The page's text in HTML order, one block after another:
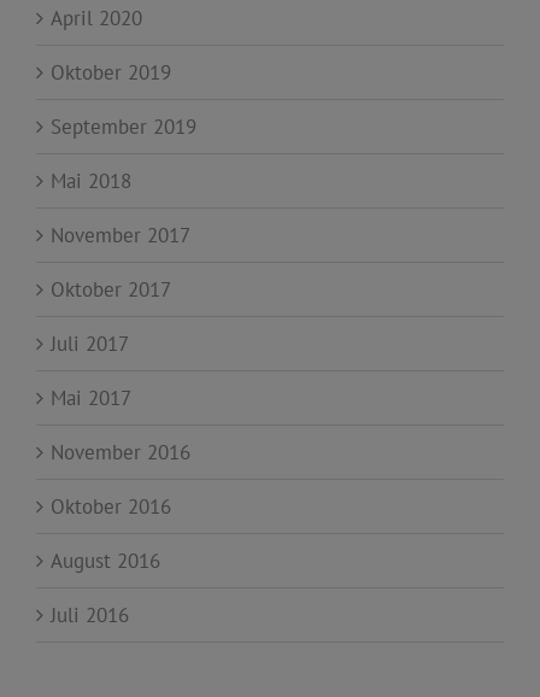
April 2020
Oktober 2019
September 2019
Mai 2018
November 2017
Oktober 2017
Juli 2017
Mai 2017
November 2016
Oktober 2016
August 2016
Juli 2016